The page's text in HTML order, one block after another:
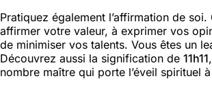
Pratiquez également l’affirmation de soi.
affirmer votre valeur, à exprimer vos
de minimiser vos talents. Vous êtes un
Découvrez aussi la signification de 11h11
nombre maître qui porte l’éveil spirituel